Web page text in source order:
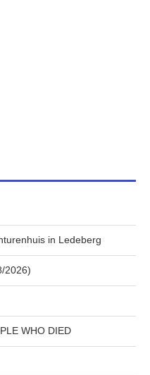
in Ledeberg
2026)
WHO DIED